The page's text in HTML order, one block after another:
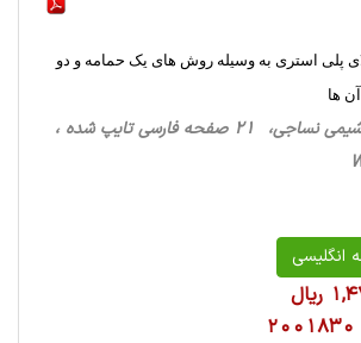
پلی استری به وسیله روش های یک حمامه و دو
ها
، مهندسی الیاف و شیمی نساجی، 21 صفحه فارسی تایپ شده ،
انگلیسی
2001830